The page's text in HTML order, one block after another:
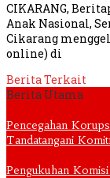
CIKARANG,
Anak Nasional,
Cikarang
online) di
Berita Terkait
Berita Utama
Pencegahan
Tandatangani
Pengukuhan